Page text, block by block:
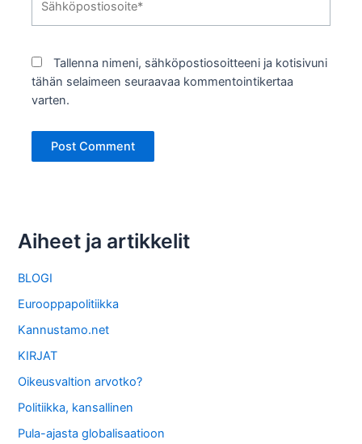
Tallenna nimeni, sähköpostiosoitteeni ja kotisivuni
tähän selaimeen seuraavaa kommentointikertaa
varten.
Aiheet ja artikkelit
BLOGI
Eurooppapolitiikka
Kannustamo.net
KIRJAT
Oikeusvaltion arvotko?
Politiikka, kansallinen
Pula-ajasta globalisaatioon